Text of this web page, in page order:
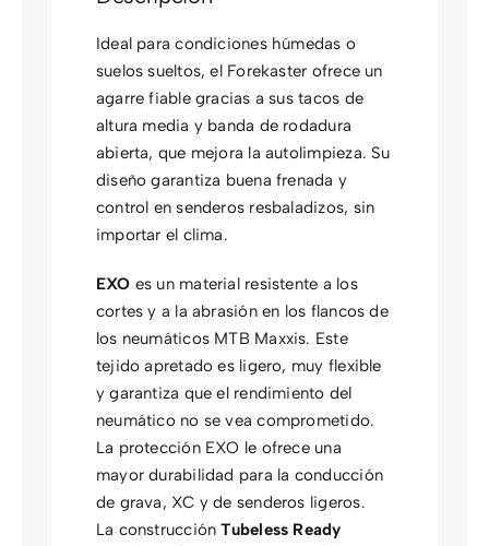
Ideal para condiciones húmedas o
suelos sueltos, el Forekaster ofrece un
agarre fiable gracias a sus tacos de
altura media y banda de rodadura
abierta, que mejora la autolimpieza. Su
diseño garantiza buena frenada y
control en senderos resbaladizos, sin
importar el clima.
EXO es un material resistente a los
cortes y a la abrasión en los flancos de
los neumáticos MTB Maxxis. Este
tejido apretado es ligero, muy flexible
y garantiza que el rendimiento del
neumático no se vea comprometido.
La protección EXO le ofrece una
mayor durabilidad para la conducción
de grava, XC y de senderos ligeros.
La construcciónTubeless Ready